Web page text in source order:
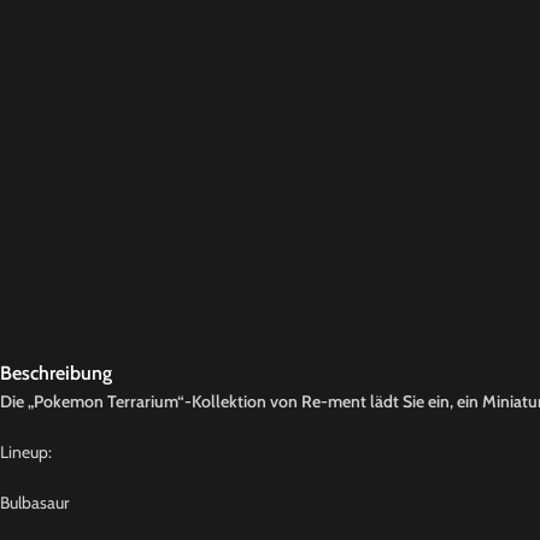
Beschreibung
Die „Pokemon Terrarium“-Kollektion von Re-ment lädt Sie ein, ein
Lineup:
Bulbasaur